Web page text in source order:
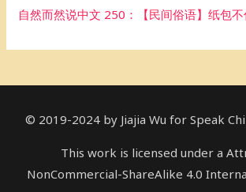
自然而然说中文 250：【民间俗语】纸包不
© 2019-2024 by Jiajia Wu for Speak
This work is licensed under a
NonCommercial-ShareAlike 4.0